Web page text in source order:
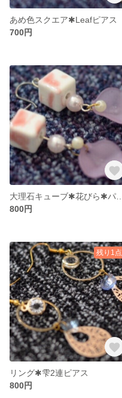
あめ色スクエア✱Leafピアス
700円
800円
残り1点
リング✱雫2連ピアス
800円